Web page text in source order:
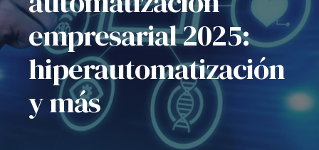
empresarial 2025:
hiperautomatización
y más